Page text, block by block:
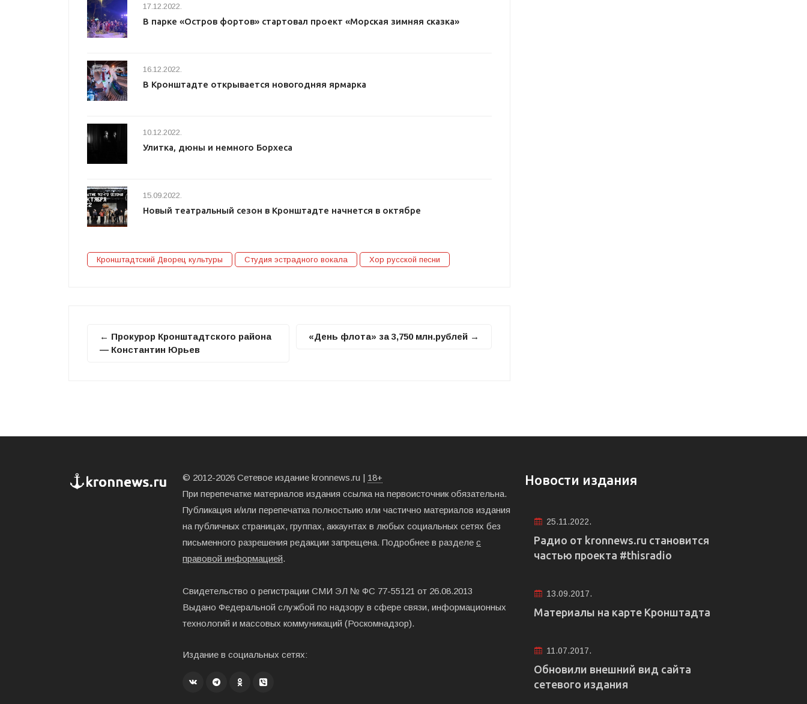
17.12.2022.
В парке «Остров фортов» стартовал проект «Морская зимняя сказка»
16.12.2022.
В Кронштадте открывается новогодняя ярмарка
10.12.2022.
Улитка, дюны и немного Борхеса
15.09.2022.
Новый театральный сезон в Кронштадте начнется в октябре
Кронштадтский Дворец культуры Студия эстрадного вокала Хор русской песни
← Прокурор Кронштадтского района
— Константин Юрьев
«День флота» за 3,750 млн.рублей →
© 2012-2026 Сетевое издание kronnews.ru | 18+
При перепечатке материалов издания ссылка на первоисточник обязательна.
Публикация и/или перепечатка полностьию или частично материалов издания
на публичных страницах, группах, аккаунтах в любых социальных сетях без
письменного разрешения редакции запрещена. Подробнее в разделе с
правовой информацией.
Свидетельство о регистрации СМИ ЭЛ № ФС 77-55121 от 26.08.2013
Выдано Федеральной службой по надзору в сфере связи, информационных
технологий и массовых коммуникаций (Роскомнадзор).
Издание в социальных сетях:
Новости издания
25.11.2022.
Радио от kronnews.ru становится
частью проекта #thisradio
13.09.2017.
Материалы на карте Кронштадта
11.07.2017.
Обновили внешний вид сайта
сетевого издания